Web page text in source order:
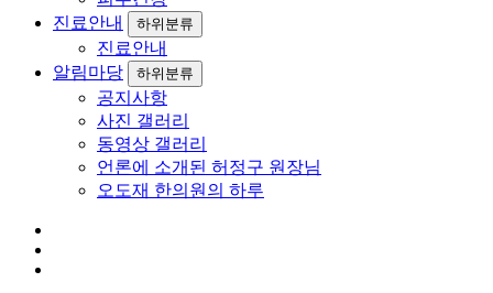
진료안내
하위분류
진료안내
알림마당
하위분류
공지사항
사진 갤러리
동영상 갤러리
언론에 소개된 허정구 원장님
오도재 한의원의 하루